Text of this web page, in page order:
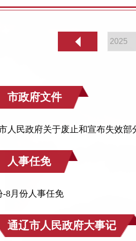
市政府文件
人民政府关于废止和宣布失效部
人事任免
-8月份人事任免
通辽市人民政府大事记